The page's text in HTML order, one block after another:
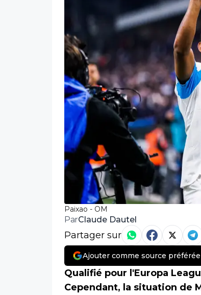
Paixao - OM
ParClaude Dautel
Partager sur
Ajouter comme source
Qualifié pour l'Europa
Cependant, la situation de